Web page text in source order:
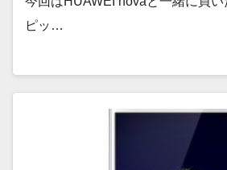
ピッ…